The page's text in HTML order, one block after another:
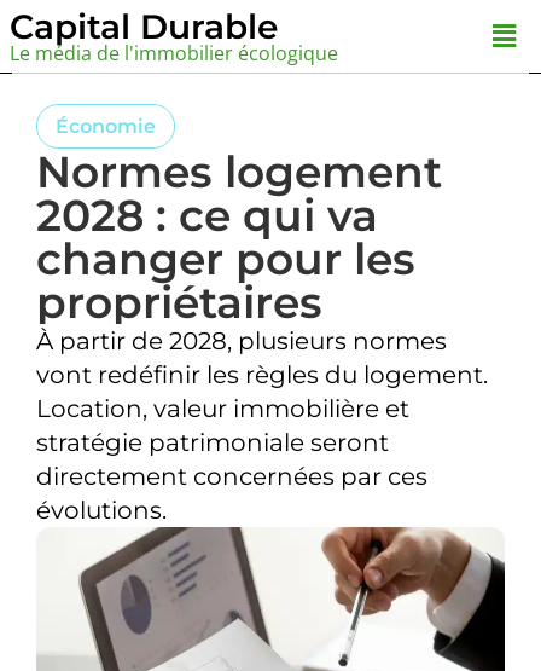
Aller
au
Capital Durable
Le média de l'immobilier écologique
Économie
Normes logement
2028 : ce qui va
changer pour les
propriétaires
À partir de 2028, plusieurs normes
vont redéfinir les règles du logement.
Location, valeur immobilière et
stratégie patrimoniale seront
directement concernées par ces
évolutions.